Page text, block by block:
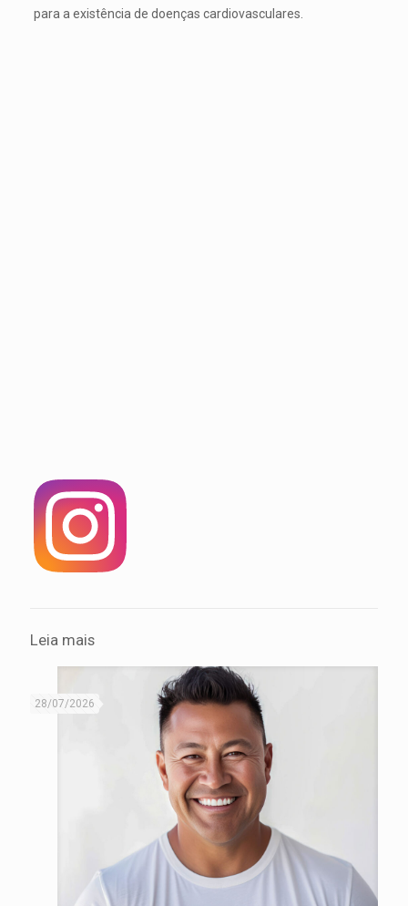
para a existência de doenças cardiovasculares.
Leia mais
28/07/2026